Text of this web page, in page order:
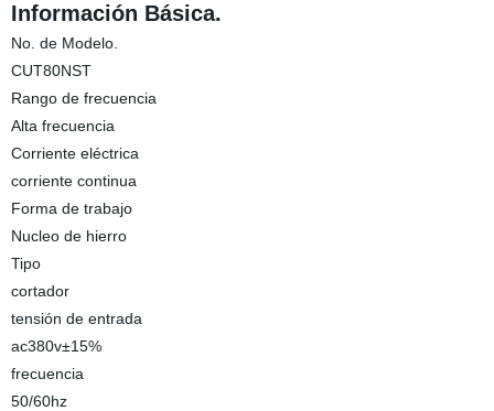
Información Básica.
No. de Modelo.
CUT80NST
Rango de frecuencia
Alta frecuencia
Corriente eléctrica
corriente continua
Forma de trabajo
Nucleo de hierro
Tipo
cortador
tensión de entrada
ac380v±15%
frecuencia
50/60hz